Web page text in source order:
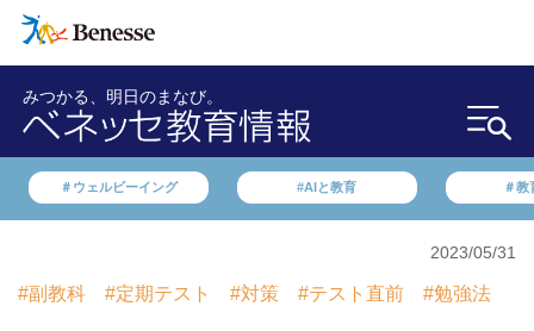
みつかる、明日のまなび。
＃ウェルビーイング #AIと教育 ＃教
2023/05/31
#副教科 #定期テスト #対策 #テスト直前 #勉強法